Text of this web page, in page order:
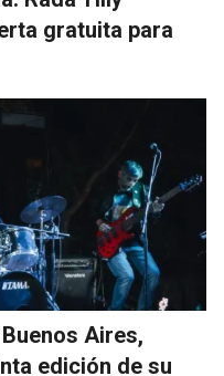
gratuita para
Aires,
edición de su